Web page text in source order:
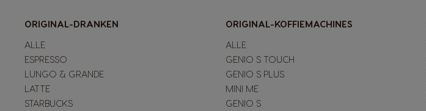
ORIGINAL-DRANKEN
ALLE
ESPRESSO
LUNGO & GRANDE
LATTE
STARBUCKS
ORIGINAL-KOFFIEMACHINES
ALLE
GENIO S TOUCH
GENIO S PLUS
MINI ME
GENIO S